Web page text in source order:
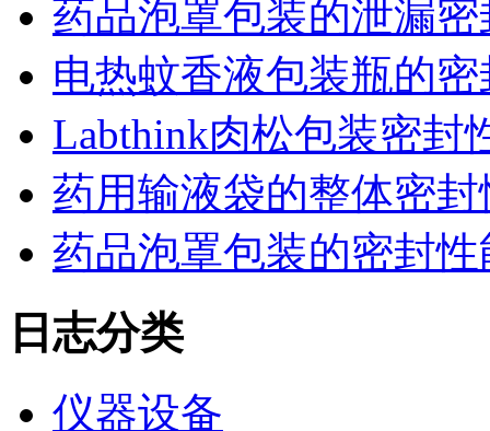
药品泡罩包装的泄漏
电热蚊香液包装瓶的
Labthink肉松包装密封
药用输液袋的整体密
药品泡罩包装的密封
日志分类
仪器设备